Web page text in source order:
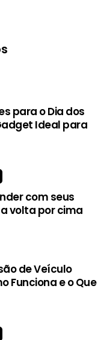
para o Dia dos
Ideal para
com seus
volta por cima
de Veículo
Funciona e o Que